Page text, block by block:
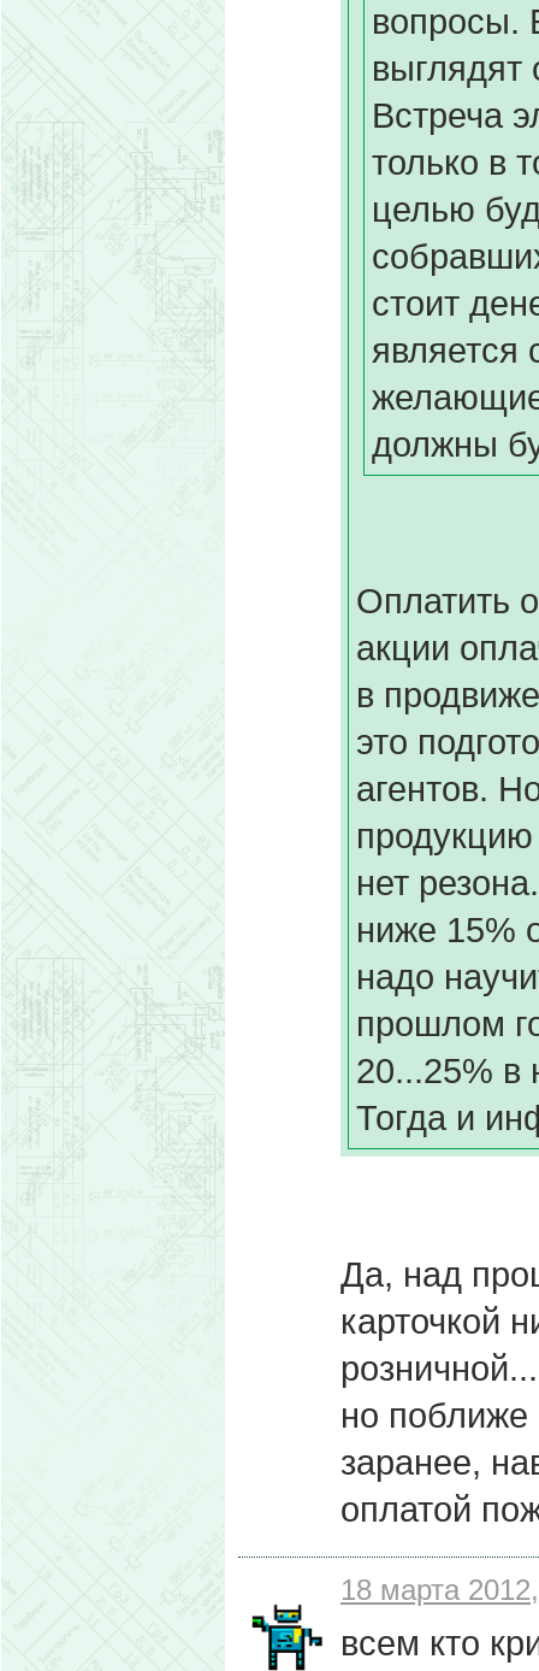
вопросы.
Встреча
только в
целью
стоит
должны
Оплатить
акции
в
это
агентов.
нет
ниже 15%
надо
прошлом
20...25% в
Тогда и
Да, над
карточкой
но поближе
заранее,
оплатой
18 марта
всем кто